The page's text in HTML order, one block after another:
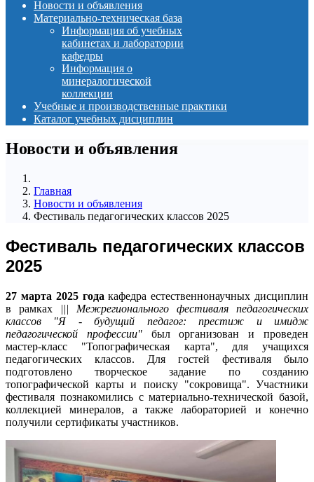
Новости и объявления
Материально-техническая база
Информация об учебных
кабинетах и лаборатории
кафедры
Информация о
минералогической
коллекции
Учебные и производственные практики
Каталог учебных дисциплин
Новости и объявления
Главная
Новости и объявления
Фестиваль педагогических классов 2025
Фестиваль педагогических классов
2025
27 марта 2025 года кафедра естественнонаучных дисциплин
в рамках
||| Межрегионального фестиваля педагогических
классов "Я - будущий педагог: престиж и имидж
педагогической профессии"был организован и проведен
мастер-класс "Топографическая карта", для учащихся
педагогических классов. Для гостей фестиваля было
подготовлено творческое задание по созданию
топографической карты и поиску "сокровища". Участники
фестиваля познакомились с материально-технической базой,
коллекцией минералов, а также лабораторией и конечно
получили сертификаты участников.